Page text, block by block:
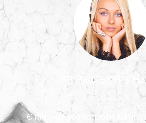
ЗВ'ЯЖІТЬСЯ З
Є питання або потрібен підбір?